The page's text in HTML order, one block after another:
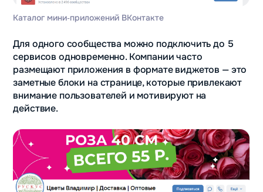
Каталог мини‑приложений ВКонтакте
Для одного сообщества можно подключить до 5
сервисов одновременно. Компании часто
размещают приложения в формате виджетов — это
заметные блоки на странице, которые привлекают
внимание пользователей и мотивируют на
действие.